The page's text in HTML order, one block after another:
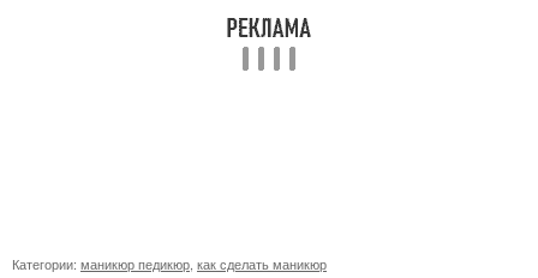
Категории: маникюр педикюр как сделать маникюр